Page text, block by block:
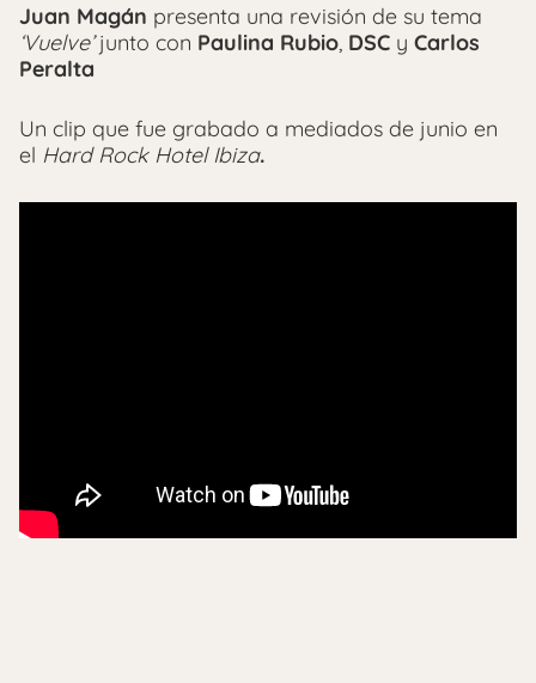
Juan Magán presenta una revisión de su tema
‘Vuelve’junto con Paulina Rubio, DSC y Carlos
Peralta
Un clip que fue grabado a mediados de junio en
el Hard Rock Hotel Ibiza.